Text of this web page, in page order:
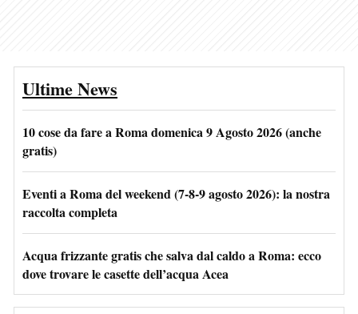
Ultime News
10 cose da fare a Roma domenica 9 Agosto 2026 (anche
gratis)
Eventi a Roma del weekend (7-8-9 agosto 2026): la nostra
raccolta completa
Acqua frizzante gratis che salva dal caldo a Roma: ecco
dove trovare le casette dell’acqua Acea